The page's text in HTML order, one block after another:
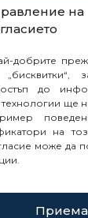
на
добрите
до
технологии ще
на
може да